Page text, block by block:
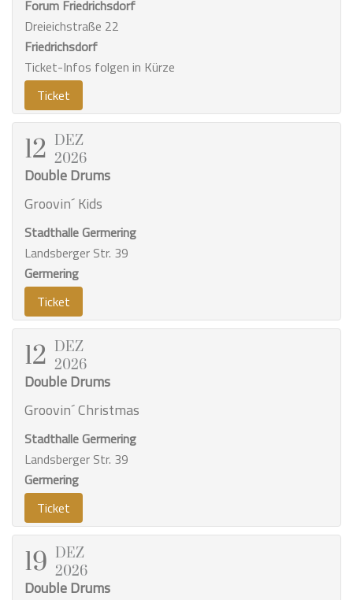
Forum Friedrichsdorf
Dreieichstraße 22
Friedrichsdorf
Ticket-Infos folgen in Kürze
Ticket
12 DEZ
2026
Double Drums
Groovin´ Kids
Stadthalle Germering
Landsberger Str. 39
Germering
Ticket
12 DEZ
2026
Double Drums
Groovin´ Christmas
Stadthalle Germering
Landsberger Str. 39
Germering
Ticket
19 DEZ
2026
Double Drums